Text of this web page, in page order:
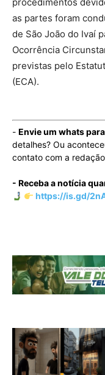
as partes foram
de São João do Ivaí
Ocorrência
previstas pelo
(ECA).
- Envie um whats
detalhes? Ou
contato com a
- Receba a notícia
https://is.gd/